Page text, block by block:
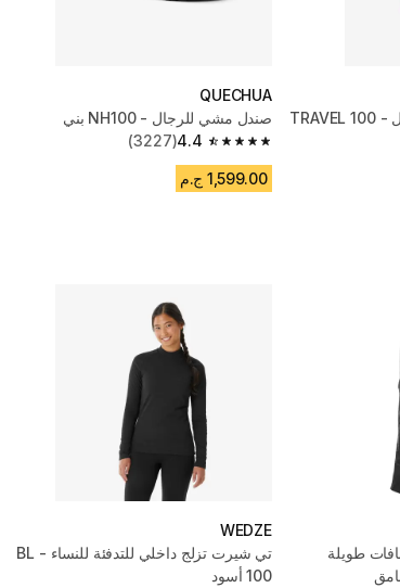
جيليه للمشي بجيوب للرجال - TRAVEL 100
QUECHUA
صندل مشي للرجال - NH100 بني
4.4
4.4 out of 5 stars from 3227 reviews
(3227)
1,599.00 ج.م
طويلة
WEDZE
تي شيرت تزلج داخلي للتدفئة للنساء - BL
100 أسود